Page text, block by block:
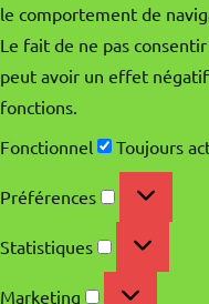
le comportement de
Le fait de ne pas
peut avoir un effet
fonctions.
Fonctionnel
Fonctionnel
Toujours
Préférences Préférences
Statistiques Statistiques
Marketing Marketing